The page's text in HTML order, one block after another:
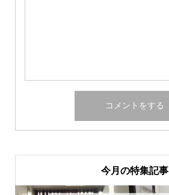
今月の特集記事